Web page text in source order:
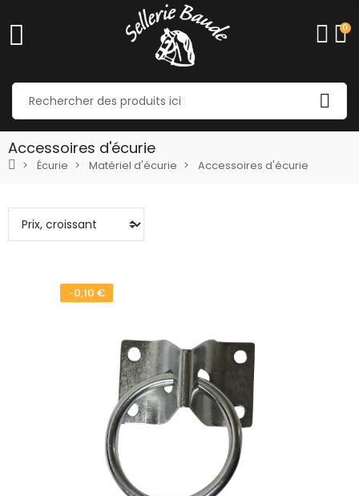
0
Accessoires d'écurie
Écurie Matériel d'écurie Accessoires d'écurie
-0,10 €